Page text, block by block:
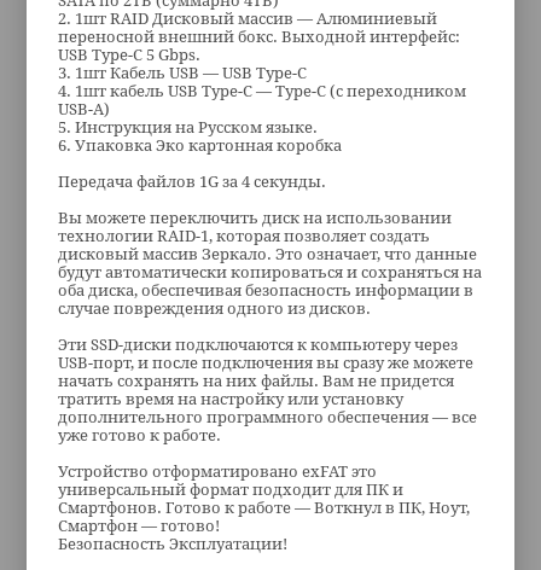
2. 1шт RAID Дисковый массив — Алюминиевый
переносной внешний бокс. Выходной интерфейс:
USB Type-C 5 Gbps.
3. 1шт Кабель USB — USB Type-C
4. 1шт кабель USB Type-C — Type-C (с переходником
USB-A)
5. Инструкция на Русском языке.
6. Упаковка Эко картонная коробка
Передача файлов 1G за 4 секунды.
Вы можете переключить диск на использовании
технологии RAID-1, которая позволяет создать
дисковый массив Зеркало. Это означает, что данные
будут автоматически копироваться и сохраняться на
оба диска, обеспечивая безопасность информации в
случае повреждения одного из дисков.
Эти SSD-диски подключаются к компьютеру через
USB-порт, и после подключения вы сразу же можете
начать сохранять на них файлы. Вам не придется
тратить время на настройку или установку
дополнительного программного обеспечения — все
уже готово к работе.
Устройство отформатировано exFAT это
универсальный формат подходит для ПК и
Смартфонов. Готово к работе — Воткнул в ПК, Ноут,
Смартфон — готово!
Безопасность Эксплуатации!